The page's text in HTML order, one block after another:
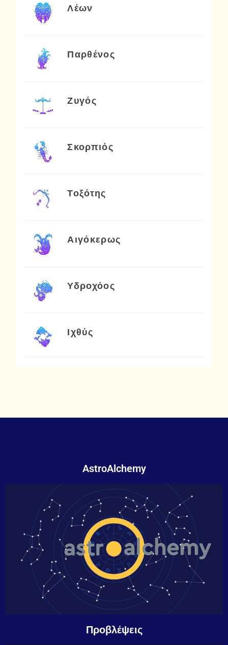
Λέων
Παρθένος
Ζυγός
Σκορπιός
Τοξότης
Αιγόκερως
Υδροχόος
Ιχθύς
AstroAlchemy
Προβλέψεις